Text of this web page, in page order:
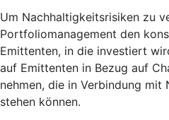
Um Nachhaltigkeitsrisiken zu
Portfoliomanagement den
Emittenten, in die investiert
auf Emittenten in Bezug auf
nehmen, die in Verbindung
stehen können.